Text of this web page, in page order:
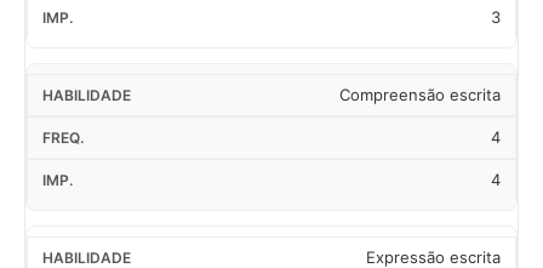
3
Compreensão escrita
4
4
Expressão escrita